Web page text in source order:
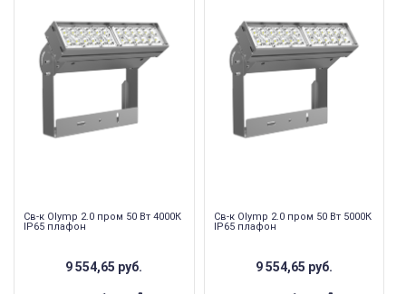
Св-к Olymp 2.0 пром 50 Вт 4000К
IP65 плафон
9 554,65 руб.
Св-к Olymp 2.0 пром 50 Вт 5000К
IP65 плафон
9 554,65 руб.